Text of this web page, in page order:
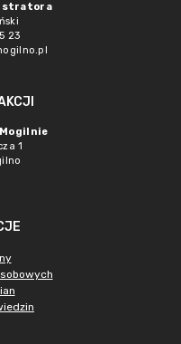
23
1